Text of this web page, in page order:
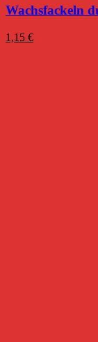
Wachsfackeln
1,15 €